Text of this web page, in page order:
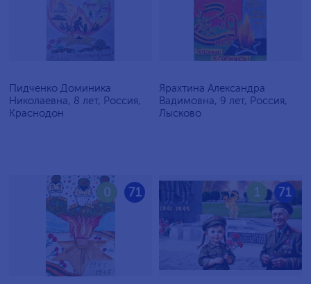
Пидченко Доминика
Николаевна, 8 лет, Россия,
Краснодон
Ярахтина Александра
Вадимовна, 9 лет, Россия,
Лысково
71
0 71
1